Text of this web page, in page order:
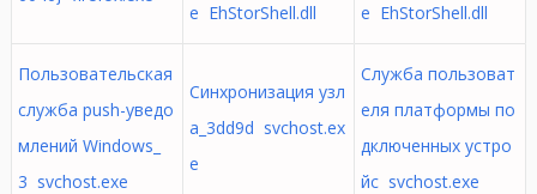
e EhStorShell.dll
e EhStorShell.dll
Пользовательская
служба push-уведо
млений Windows_
3 svchost.exe
Синхронизация узл
а_3dd9d svchost.ex
e
Служба пользоват
еля платформы по
дключенных устро
йс svchost.exe